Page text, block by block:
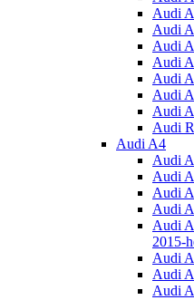
Audi
Audi
Audi
Audi
Audi
Audi
Audi
Audi
Audi A4
Audi
Audi
Audi
Audi
Audi
2015-
Audi
Audi
Audi